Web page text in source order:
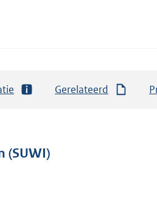
Gerelateerd
(SUWI)